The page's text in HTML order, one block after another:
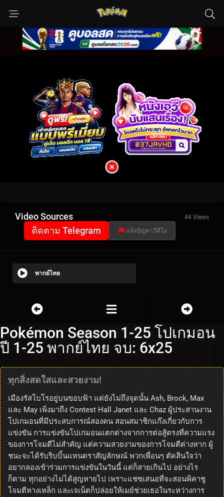
Video Sources 44 Views
ติดตาม Telegram แจ้งปัญหาวีดีโอ
พากย์ไทย
Pokémon Season 1-25 โปเกมอน
ปี 1-25 พากย์ไทย จบ: 6x25
ทุกสิ่งสดใสและสวยงาม!
เมืองรัสโบโรอยู่บนขอบฟ้า แต่ยังไม่ถึงจุดนั้น Ash, Brock, Max
และ May เพิ่งมาถึง Contest Hall Janet และ Chaz ผู้ประสานงาน
โปเกมอนที่มีประสบการณ์สองคน สอนสมาชิกแก๊งเกี่ยวกับการ
แข่งขัน การแข่งขันโปเกมอนแตกต่างจากการต่อสู้ตรงที่ความแรง
ของการโจมตีไม่สำคัญ แต่ความสวยงามของการโจมตีต่างหาก ผู้
ชนะจะได้รับริบบิ้นแทนตราสัญลักษณ์ พวกเพื่อนๆ ตัดสินใจว่า
อยากลองเข้าร่วมการแข่งขันในวันนี้ แต่ก็สายเกินไป อย่างไร
ก็ตาม ทุกอย่างไม่ได้สูญหายไป เพราะแชซเสนอที่จะสอนพิคาชู
โจมตีหางเหล็ก และเจเน็ตก็ปล่อยให้เมย์ช่วยเธอในระหว่างการ